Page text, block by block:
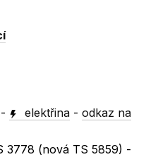
- elektřina -odkaz na
3778 (nová TS 5859) -